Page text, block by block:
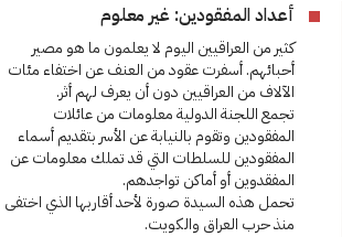
أعداد المفقودين: غير معلوم
كثير من العراقيين اليوم لا يعلمون ما هو مصير
أحبائهم. أسفرت عقود من العنف عن اختفاء مئات
الآلاف من العراقيين دون أن يعرف لهم أثر.
تجمع اللجنة الدولية معلومات من عائلات
المفقودين وتقوم بالنيابة عن الأسر بتقديم أسماء
المفقودين للسلطات التي قد تملك معلومات عن
المفقدوين أو أماكن تواجدهم.
تحمل هذه السيدة صورة لأحد أقاربها الذي اختفى
منذ حرب العراق والكويت.